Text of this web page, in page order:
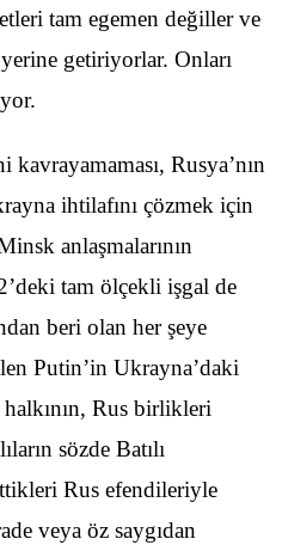
tam egemen değiller ve
getiriyorlar. Onları
Rusya’nın
ihtilafını çözmek için
anlaşmalarının
tam ölçekli işgal de
beri olan her şeye
Putin’in Ukrayna’daki
Rus birlikleri
sözde Batılı
Rus efendileriyle
veya öz saygıdan